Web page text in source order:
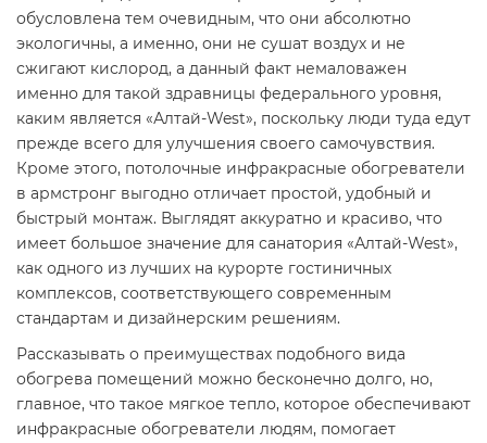
обусловлена тем очевидным, что они абсолютно
экологичны, а именно, они не сушат воздух и не
сжигают кислород, а данный факт немаловажен
именно для такой здравницы федерального уровня,
каким является «Алтай-West», поскольку люди туда едут
прежде всего для улучшения своего самочувствия.
Кроме этого, потолочные инфракрасные обогреватели
в армстронг выгодно отличает простой, удобный и
быстрый монтаж. Выглядят аккуратно и красиво, что
имеет большое значение для санатория «Алтай-West»,
как одного из лучших на курорте гостиничных
комплексов, соответствующего современным
стандартам и дизайнерским решениям.
Рассказывать о преимуществах подобного вида
обогрева помещений можно бесконечно долго, но,
главное, что такое мягкое тепло, которое обеспечивают
инфракрасные обогреватели людям, помогает